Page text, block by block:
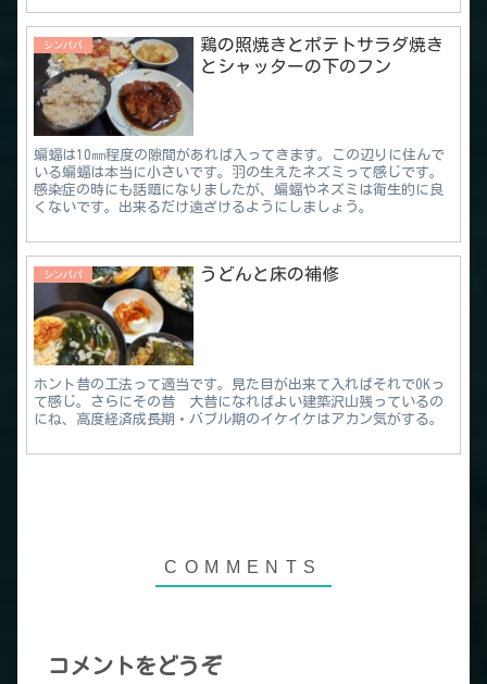
シンパパ
鶏の照焼きとポテトサラダ焼き
とシャッターの下のフン
蝙蝠は10㎜程度の隙間があれば入ってきます。この辺りに住んで
いる蝙蝠は本当に小さいです。羽の生えたネズミって感じです。
感染症の時にも話題になりましたが、蝙蝠やネズミは衛生的に良
くないです。出来るだけ遠ざけるようにしましょう。
シンパパ うどんと床の補修
ホント昔の工法って適当です。見た目が出来て入ればそれでOKっ
て感じ。さらにその昔 大昔になればよい建築沢山残っているの
にね、高度経済成長期・バブル期のイケイケはアカン気がする。
コメントをどうぞ